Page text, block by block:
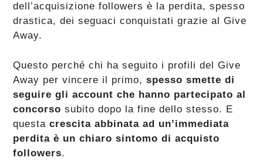
dell’acquisizione followers è la perdita, spesso
drastica, dei seguaci conquistati grazie al Give
Away.
Questo perché chi ha seguito i profili del Give
Away per vincere il primo,spesso smette di
seguire gli account che hanno partecipato al
concorso subito dopo la fine dello stesso. E
questacrescita abbinata ad un’immediata
perdita è un chiaro sintomo di acquisto
followers.